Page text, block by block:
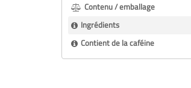
Contenu / emballage
Ingrédients
Contient de la caféine